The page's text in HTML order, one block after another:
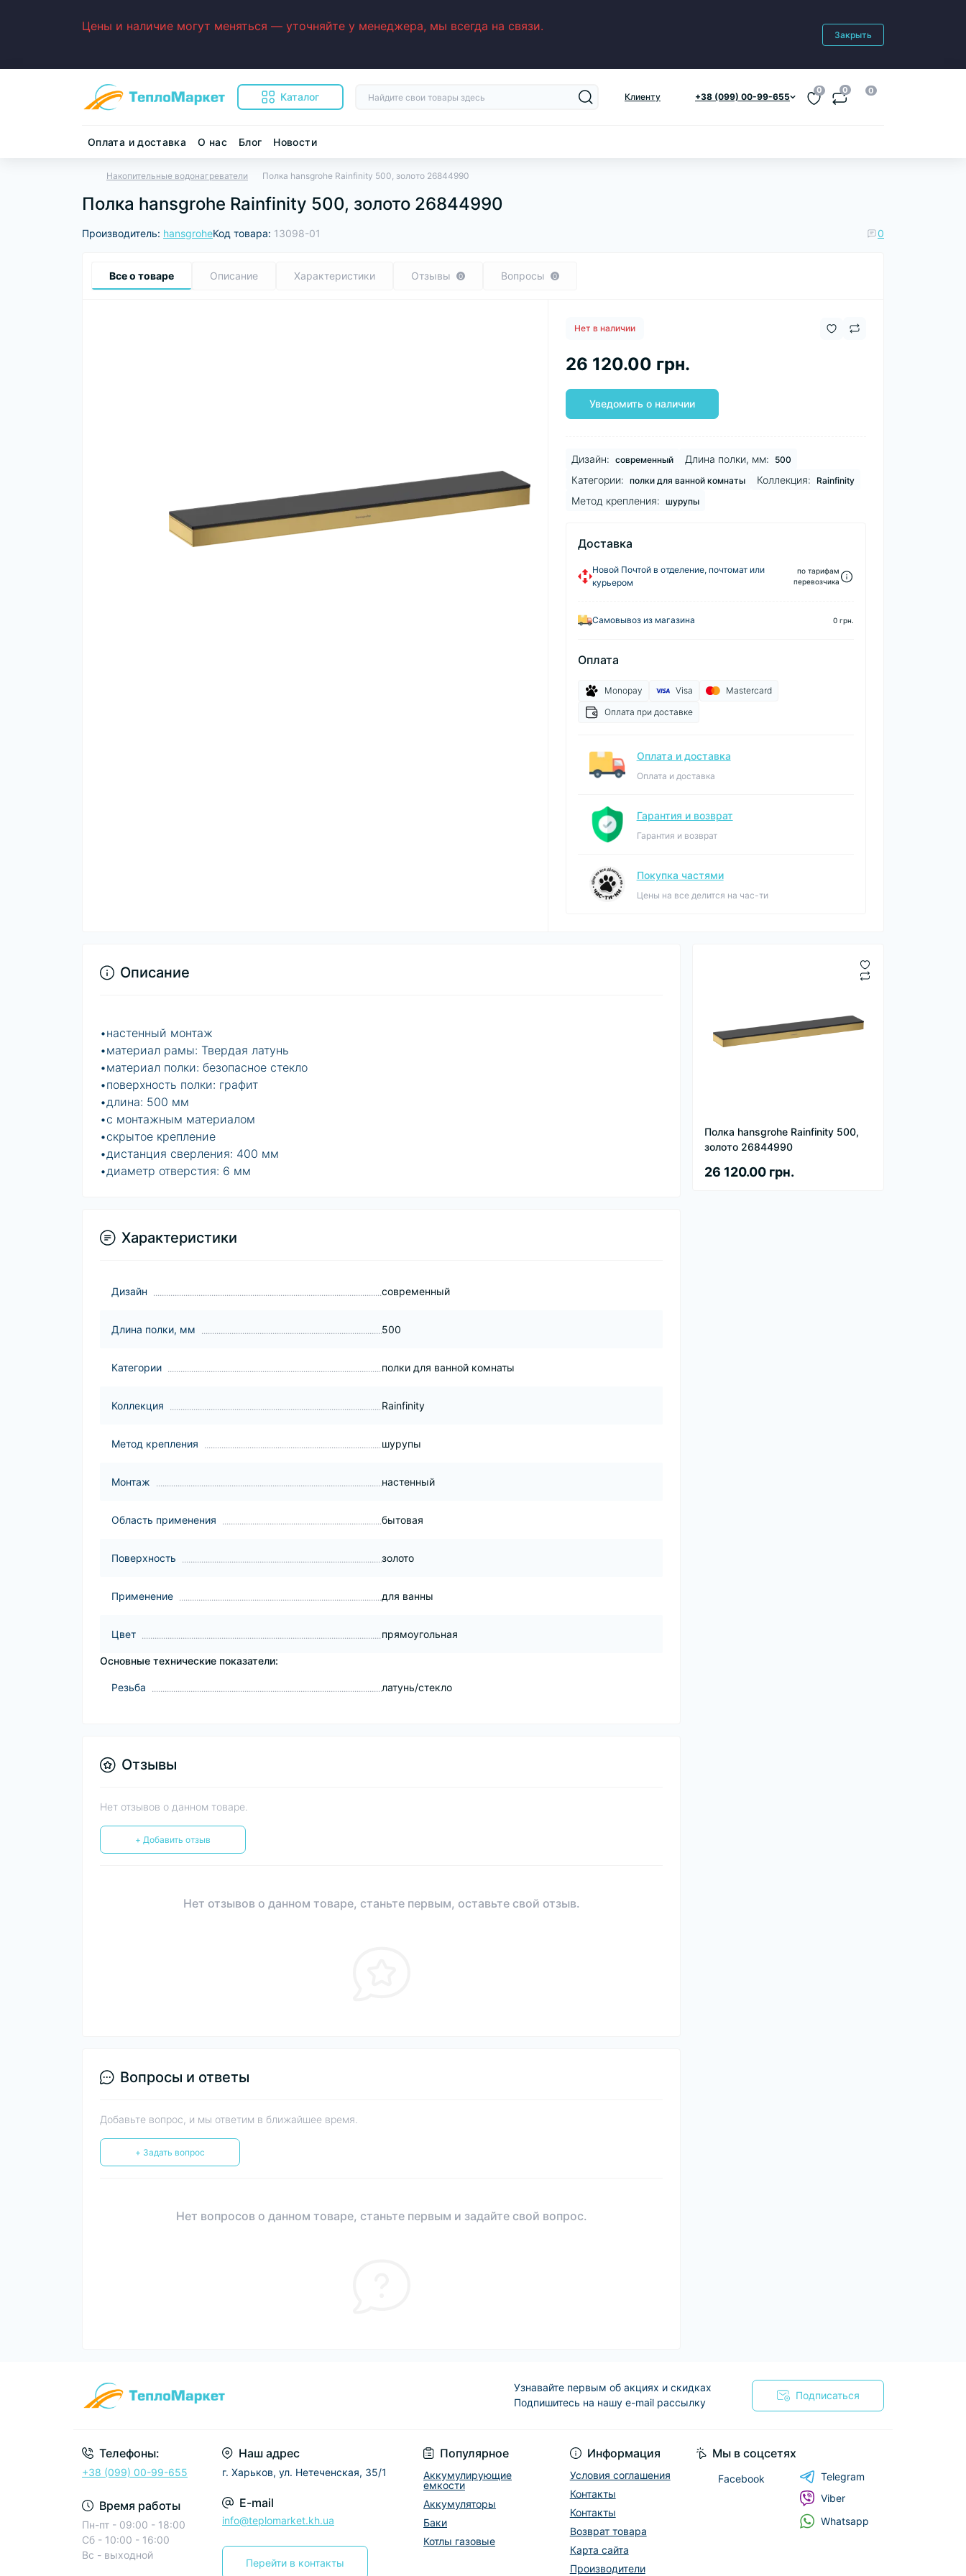
Цены и наличие могут меняться — уточняйте у менеджера, мы всегда на связи.
Закрыть
Каталог Клиенту +38 (099) 00-99-655
0 0 0
Оплата и доставка О нас Блог Новости
Накопительные водонагреватели Полка hansgrohe Rainfinity 500, золото 26844990
Полка hansgrohe Rainfinity 500, золото 26844990
Производитель: hansgroheКод товара: 13098-01 0
Все о товаре Описание Характеристики Отзывы 0 Вопросы 0
Нет в наличии
26 120.00 грн.
Уведомить о наличии
Дизайн: современный Длина полки, мм: 500
Категории: полки для ванной комнаты Коллекция: Rainfinity
Метод крепления: шурупы
Доставка
Новой Почтой в отделение, почтомат или
курьером
по тарифам
перевозчика
Самовывоз из магазина 0 грн.
Оплата
Monopay Visa
Mastercard
Оплата при доставке
Оплата и доставка
Оплата и доставка
Гарантия и возврат
Гарантия и возврат
Покупка частями
Цены на все делится на час-ти
Полка hansgrohe Rainfinity 500,
золото 26844990
26 120.00 грн.
Описание
•настенный монтаж
•материал рамы: Твердая латунь
•материал полки: безопасное стекло
•поверхность полки: графит
•длина: 500 мм
•с монтажным материалом
•скрытое крепление
•дистанция сверления: 400 мм
•диаметр отверстия: 6 мм
Характеристики
Дизайн современный
Длина полки, мм 500
Категории полки для ванной комнаты
Коллекция Rainfinity
Метод крепления шурупы
Монтаж настенный
Область применения бытовая
Поверхность золото
Применение для ванны
Цвет прямоугольная
Основные технические показатели:
Резьба латунь/стекло
Отзывы
Нет отзывов о данном товаре.
+ Добавить отзыв
Нет отзывов о данном товаре, станьте первым, оставьте свой отзыв.
Вопросы и ответы
Добавьте вопрос, и мы ответим в ближайшее время.
+ Задать вопрос
Нет вопросов о данном товаре, станьте первым и задайте свой вопрос.
Узнавайте первым об акциях и скидках
Подпишитесь на нашу e-mail рассылку
Подписаться
Телефоны:
+38 (099) 00-99-655
Время работы
Пн-пт - 09:00 - 18:00
Сб - 10:00 - 16:00
Вс - выходной
Наш адрес
г. Харьков, ул. Нетеченская, 35/1
E-mail
info@teplomarket.kh.ua
Перейти в контакты
Популярное
Аккумулирующие
емкости
Аккумуляторы
Баки
Котлы газовые
Информация
Условия соглашения
Контакты
Контакты
Возврат товара
Карта сайта
Производители
Мы в соцсетях
Facebook
Telegram
Viber
Whatsapp